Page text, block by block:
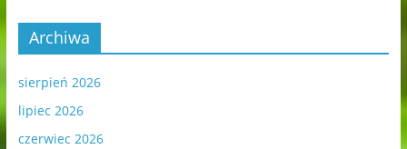
Archiwa
sierpień 2026
lipiec 2026
czerwiec 2026